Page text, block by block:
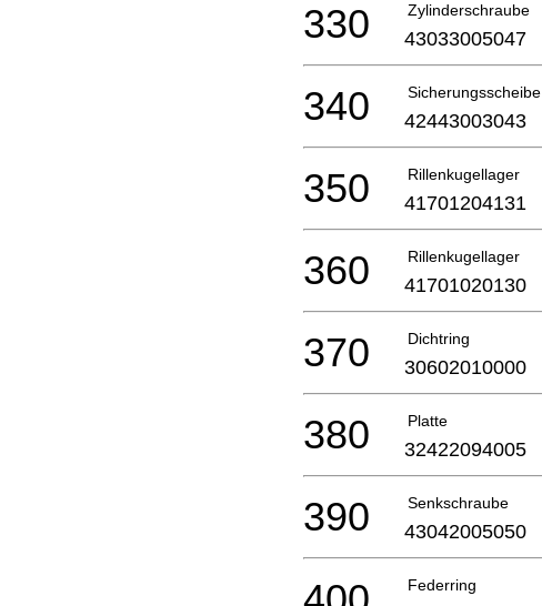
Zylinderschraube
330 43033005047
Sicherungsscheibe
340 42443003043
Rillenkugellager
350 41701204131
Rillenkugellager
360 41701020130
Dichtring
370 30602010000
Platte
380 32422094005
Senkschraube
390 43042005050
Federring